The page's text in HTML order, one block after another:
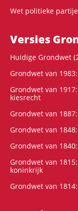
Wet politieke
Versies
Huidige Grondwet
Grondwet van
Grondwet van
kiesrecht
Grondwet van
Grondwet van
Grondwet van
Grondwet van
koninkrijk
Grondwet van